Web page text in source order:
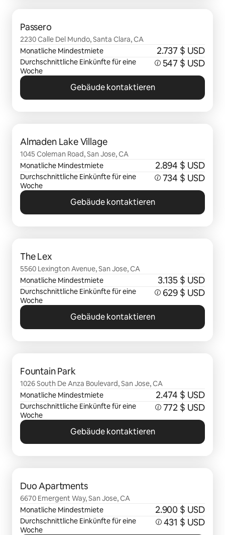
Passero
2230 Calle Del Mundo, Santa Clara, CA
Monatliche Mindestmiete
2.737 $ USD
Durchschnittliche Einkünfte für eine
Woche
547 $ USD
Gebäude kontaktieren
Almaden Lake Village
1045 Coleman Road, San Jose, CA
Monatliche Mindestmiete
2.894 $ USD
Durchschnittliche Einkünfte für eine
Woche
734 $ USD
Gebäude kontaktieren
The Lex
5560 Lexington Avenue, San Jose, CA
Monatliche Mindestmiete
3.135 $ USD
Durchschnittliche Einkünfte für eine
Woche
629 $ USD
Gebäude kontaktieren
Fountain Park
1026 South De Anza Boulevard, San Jose, CA
Monatliche Mindestmiete
2.474 $ USD
Durchschnittliche Einkünfte für eine
Woche
772 $ USD
Gebäude kontaktieren
Duo Apartments
6670 Emergent Way, San Jose, CA
Monatliche Mindestmiete
2.900 $ USD
Durchschnittliche Einkünfte für eine
Woche
431 $ USD